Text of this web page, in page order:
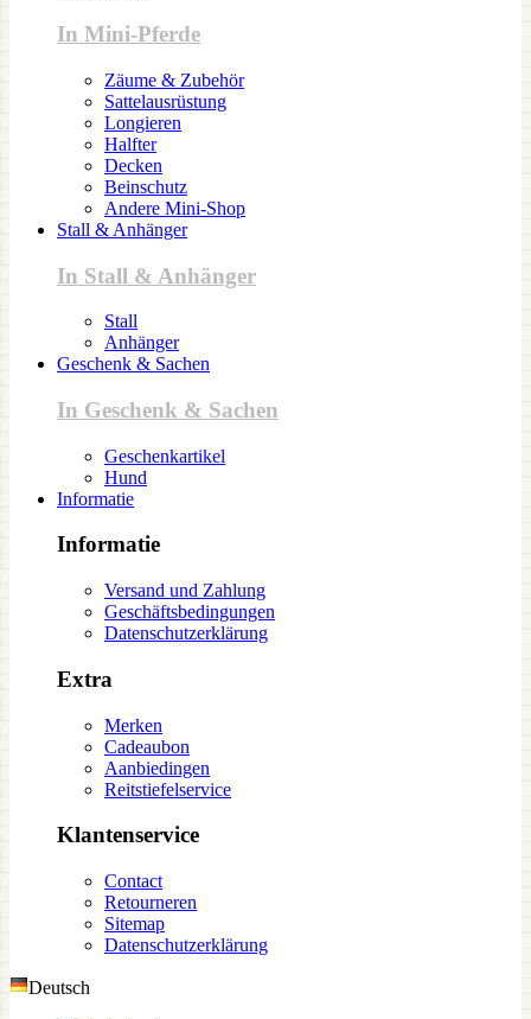
In Mini-Pferde
Zäume & Zubehör
Sattelausrüstung
Longieren
Halfter
Decken
Beinschutz
Andere Mini-Shop
Stall & Anhänger
In Stall & Anhänger
Stall
Anhänger
Geschenk & Sachen
In Geschenk & Sachen
Geschenkartikel
Hund
Informatie
Informatie
Versand und Zahlung
Geschäftsbedingungen
Datenschutzerklärung
Extra
Merken
Cadeaubon
Aanbiedingen
Reitstiefelservice
Klantenservice
Contact
Retourneren
Sitemap
Datenschutzerklärung
Deutsch